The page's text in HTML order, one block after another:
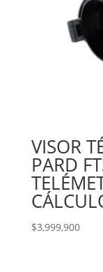
VISOR
PARD
$3,999,900